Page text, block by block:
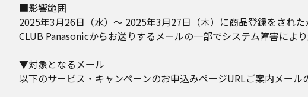
■影響範囲
2025年3月26日（水）～ 2025年3月27日（木）に商品登録をされた
CLUB Panasonicからお送りするメールの一部でシステム障害により
▼対象となるメール
以下のサービス・キャンペーンのお申込みページURLご案内メール